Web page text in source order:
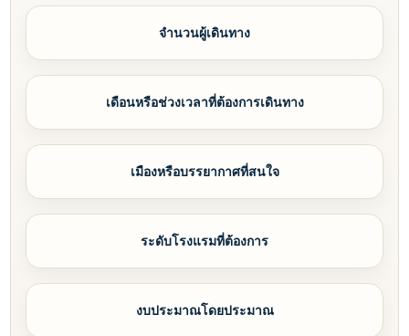
จำนวนผู้เดินทาง
เดือนหรือช่วงเวลาที่ต้องการเดินทาง
เมืองหรือบรรยากาศที่สนใจ
ระดับโรงแรมที่ต้องการ
งบประมาณโดยประมาณ